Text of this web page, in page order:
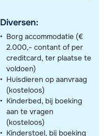
Diversen:
Borg accommodatie (€
2.000,- contant of per
creditcard, ter plaatse te
voldoen)
Huisdieren op aanvraag
(kosteloos)
Kinderbed, bij boeking
aan te vragen
(kosteloos)
Kinderstoel, bij boeking